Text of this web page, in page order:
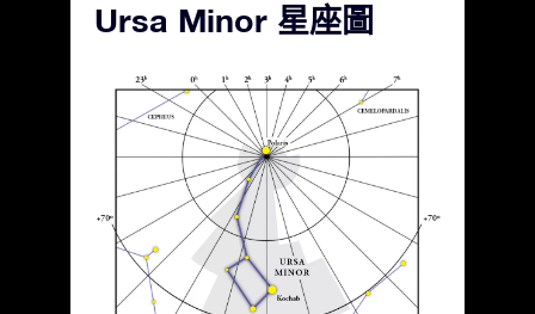
Ursa Minor 星座圖